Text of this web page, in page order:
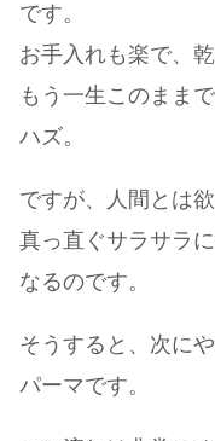
です。
お手入れも楽で、
もう一生このまま
ハズ。
ですが、人間とは
真っ直ぐサラサラ
なるのです。
そうすると、次に
パーマです。